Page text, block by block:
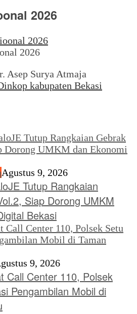
2026
2026
Agustus 9, 2026
Tutup Rangkaian
Siap Dorong UMKM
Bekasi
9, 2026
Call Center 110, Polsek
Pengambilan Mobil di